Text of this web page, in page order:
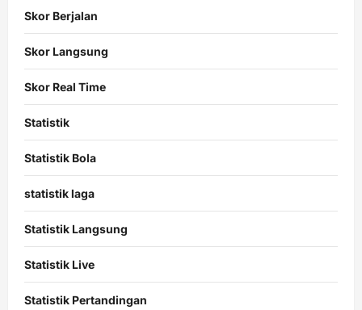
Skor Berjalan
Skor Langsung
Skor Real Time
Statistik
Statistik Bola
statistik laga
Statistik Langsung
Statistik Live
Statistik Pertandingan